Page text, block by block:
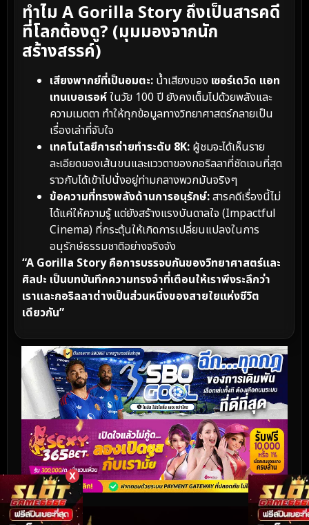
X
ทำไม A Gorilla Story ถึงเป็นสารคดี
ที่โลกต้องดู? (มุมมองจากนัก
สร้างสรรค์)
เสียงพากย์ที่เป็นอมตะ: น้ำเสียงของ เซอร์เดวิด แอท
เทนเบอเรอห์ในวัย 100 ปี ยังคงเต็มไปด้วยพลังและ
ความเมตตา ทำให้ทุกข้อมูลทางวิทยาศาสตร์กลายเป็น
เรื่องเล่าที่จับใจ
เทคโนโลยีการถ่ายทำระดับ 8K: ผู้ชมจะได้เห็นราย
ละเอียดของเส้นขนและแววตาของกอริลลาที่ชัดเจนที่สุด
ราวกับได้เข้าไปนั่งอยู่ท่ามกลางพวกมันจริงๆ
ข้อความที่ทรงพลังด้านการอนุรักษ์:สารคดีเรื่องนี้ไม่
ได้แค่ให้ความรู้ แต่ยังสร้างแรงบันดาลใจ (Impactful
Cinema) ที่กระตุ้นให้เกิดการเปลี่ยนแปลงในการ
อนุรักษ์ธรรมชาติอย่างจริงจัง
“A Gorilla Story คือการบรรจบกันของวิทยาศาสตร์และ
ศิลปะ เป็นบทบันทึกความทรงจำที่เตือนให้เราพึงระลึกว่า
เราและกอริลลาต่างเป็นส่วนหนึ่งของสายใยแห่งชีวิต
เดียวกัน”